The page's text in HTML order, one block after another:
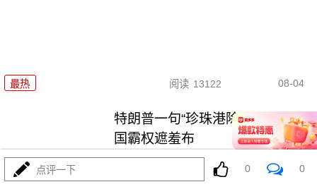
最热 阅读 13122 08-04
特朗普一句“珍珠港除外”，撕开美
国霸权遮羞布
阅读 12078
点评一下 0 0